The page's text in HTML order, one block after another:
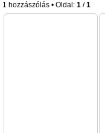
1 hozzászólás • Oldal: 1 /1